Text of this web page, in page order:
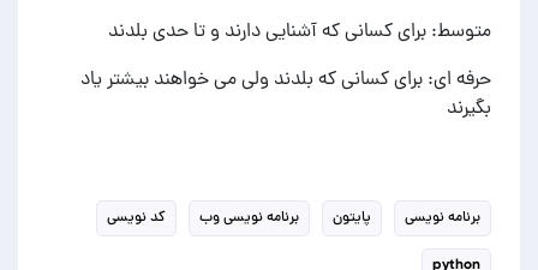
متوسط: برای کسانی که آشنایی دارند و تا حدی بلدند
حرفه ای: برای کسانی که بلدند ولی می خواهند بیشتر یاد
بگیرند
برنامه نویسی پایتون برنامه نویسی وب کد نویسی
python